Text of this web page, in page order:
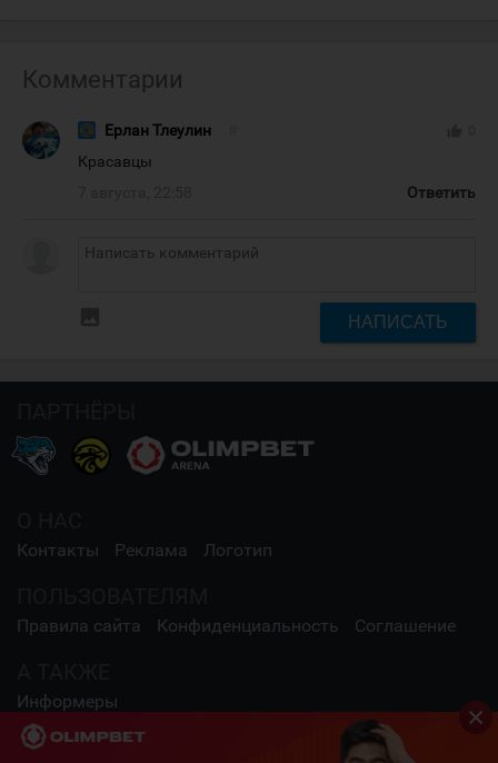
Комментарии
Ерлан Тлеулин
Красавцы
Ответить
НАПИСАТЬ
Контакты Реклама Логотип
Правила сайта Конфиденциальность Соглашение
Информеры
СОЦИАЛЬНЫЕ СЕТИ